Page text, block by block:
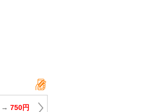
→ 750円